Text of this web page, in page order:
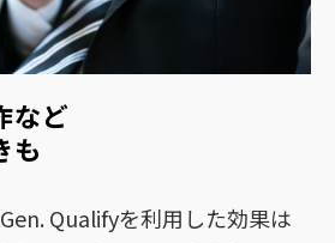
など
も
Qualifyを利用した効果は